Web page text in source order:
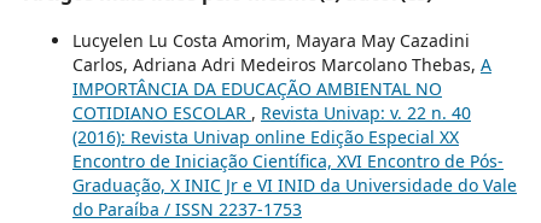
Lucyelen Lu Costa Amorim, Mayara May Cazadini
Carlos, Adriana Adri Medeiros Marcolano Thebas, A
IMPORTÂNCIA DA EDUCAÇÃO AMBIENTAL NO
COTIDIANO ESCOLAR , Revista Univap: v. 22 n. 40
(2016): Revista Univap online Edição Especial XX
Encontro de Iniciação Científica, XVI Encontro de Pós-
Graduação, X INIC Jr e VI INID da Universidade do Vale
do Paraíba / ISSN 2237-1753